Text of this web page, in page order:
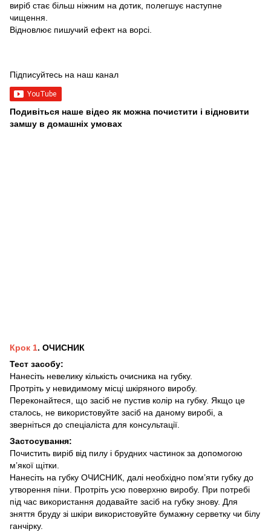
виріб стає більш ніжним на дотик, полегшує наступне
чищення.
Відновлює пишучий ефект на ворсі.
Підписуйтесь на наш канал
Подивіться наше відео як можна почистити і відновити
замшу в домашніх умовах
Крок 1. ОЧИСНИК
Тест засобу:
Нанесіть невелику кількість очисника на губку.
Протріть у невидимому місці шкіряного виробу.
Переконайтеся, що засіб не пустив колір на губку. Якщо це
сталось, не використовуйте засіб на даному виробі, а
зверніться до спеціаліста для консультації.
Застосування:
Почистить виріб від пилу і брудних частинок за допомогою
м’якої щітки.
Нанесіть на губку ОЧИСНИК, далі необхідно пом’яти губку до
утворення піни. Протріть усю поверхню виробу. При потребі
під час використання додавайте засіб на губку знову. Для
зняття бруду зі шкіри використовуйте бумажну серветку чи білу
ганчірку.